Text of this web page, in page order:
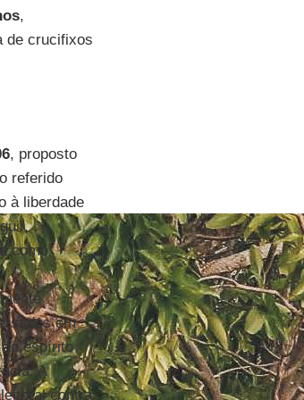
,
de crucifixos
, proposto
referido
à liberdade
como
em
espírito
A
contra